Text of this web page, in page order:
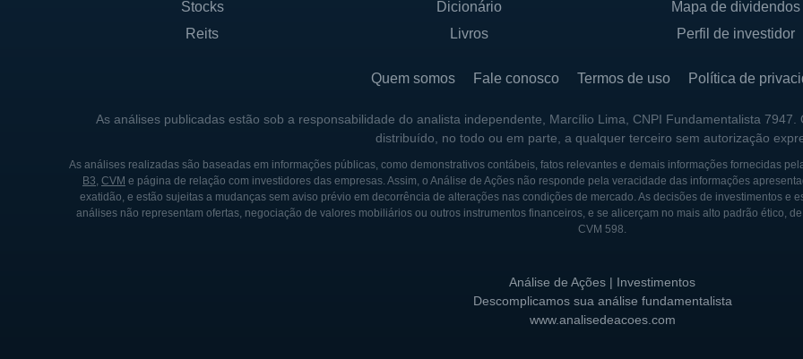
Stocks
Reits
Dicionário
Livros
Mapa de dividendos
Perfil de investidor
Quem somos Fale conosco Termos de uso Política de
As análises publicadas estão sob a responsabilidade do analista independente, Marcílio Lima, CNPI Fundamentalista
distribuído, no todo ou em parte, a qualquer terceiro sem autorização
As análises realizadas são baseadas em informações públicas, como demonstrativos contábeis, fatos relevantes e demais informações fornecidas
B3, CVM e página de relação com investidores das empresas. Assim, o Análise de Ações não responde pela veracidade das informações
exatidão, e estão sujeitas a mudanças sem aviso prévio em decorrência de alterações nas condições de mercado. As decisões de investimentos e
análises não representam ofertas, negociação de valores mobiliários ou outros instrumentos financeiros, e se alicerçam no mais alto padrão ético,
CVM 598.
Análise de Ações | Investimentos
Descomplicamos sua análise fundamentalista
www.analisedeacoes.com